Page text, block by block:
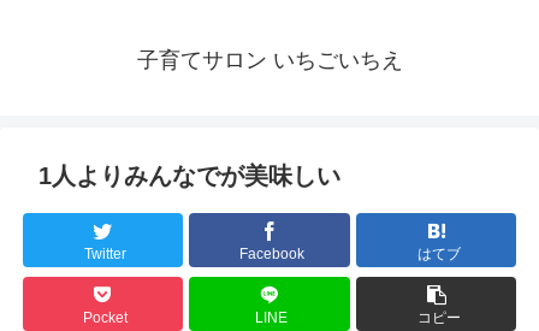
子育てサロン いちごいちえ
1人よりみんなでが美味しい
Twitter Facebook はてブ
Pocket LINE コピー